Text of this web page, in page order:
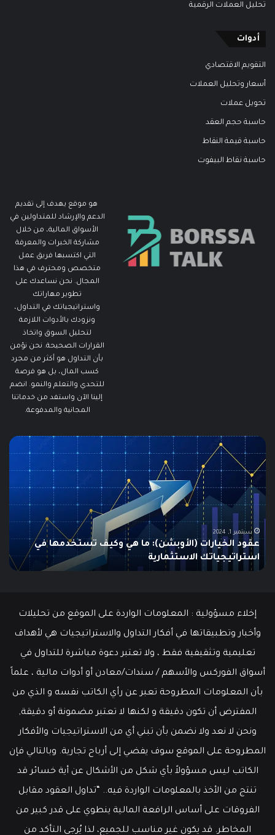
تحليل العملات الرقمية
أدوات
التقويم الاقتصادي
أسعار وتحليل العملات
تحويل عملات
حاسبة حجم العقد
حاسبة قيمة النقاط
حاسبة نقاط البيفوت
هو موقع يهدف إلى تقديم
الدعم والإرشاد للمتداولين في
الأسواق المالية، من خلال
مشاركة الخبرات والمعرفة
التي اكتسبها فريق عمل
متخصص ومحترف في هذا
المجال. نحن نساعدك على
تطوير مهاراتك
واستراتيجياتك في التداول،
ونزودك بالأدوات اللازمة
لتحليل السوق واتخاذ
القرارات الصحيحة. نحن نؤمن
بأن التداول هو أكثر من مجرد
كسب المال، بل هو فرصة
للتحدي والتعلم والنمو. انضم
إلينا الآن واستفد من خدماتنا
المجانية والمدفوعة.
مطالبات
البطالة
في
الولايات
المتحدة
تنخفض
إلى
أدنى
مستوى
منذ
مايو
عمل
سبتمبر 19, 2024
مطالبات البطالة في الولايات المتحدة تنخفض إلى أدنى
مستوى منذ مايو وسط سوق عمل قوي
إخلاء مسؤولية : المعلومات الواردة على الموقع من تحليلات
وأخبار وتطبيقاتها في أفكار التداول والاستراتيجيات هي لأهداف
تعليمية وتثقيفية فقط ، ولا تعتبر دعوة مباشرة للتداول في
أسواق الفوركس والأسهم / سندات/معادن أو أدوات مالية ، علماً
بأن المعلومات المطروحة تعبر عن رأي الكاتب نفسه و الذي من
المفترض أن تكون دقيقة و لكنها لا تعتبر مضمونة أو دقيقة,
ونحن لا نعد ولا نضمن بأن تبني أي من الاستراتيجيات والأفكار
المطروحة على الموقع سوف يفضي إلى أرباح تجارية. وبالتالي فإن
الكاتب ليس مسؤولاً بأي شكل من الأشكال عن أية خسائر قد
تنتج من الأخذ بالمعلومات الواردة فيه.. “تداول العقود مقابل
الفروقات على أساس الرافعة المالية ينطوي على قدر كبير من
المخاطر. قد يكون غير مناسب للجميع، لذا يُرجى التأكد من